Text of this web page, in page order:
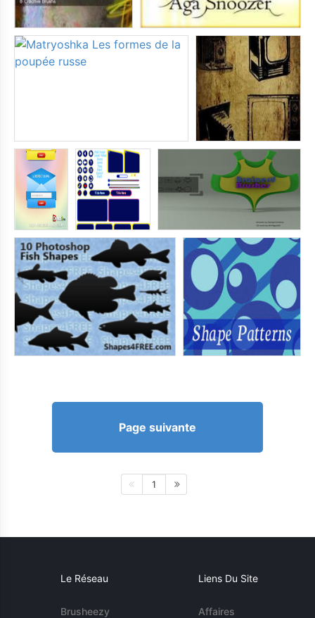
Page suivante
1
Le Réseau
Brusheezy
Liens Du Site
Affaires